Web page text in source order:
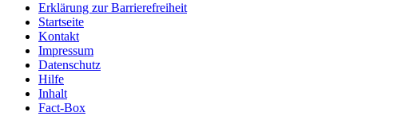
Erklärung zur Barrierefreiheit
Startseite
Kontakt
Impressum
Datenschutz
Hilfe
Inhalt
Fact-Box